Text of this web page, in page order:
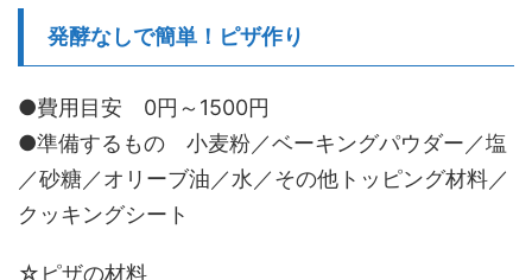
発酵なしで簡単！ピザ作り
●費用目安 0円～1500円
●準備するもの 小麦粉／ベーキングパウダー／塩
／砂糖／オリーブ油／水／その他トッピング材料／
クッキングシート
☆ピザの材料